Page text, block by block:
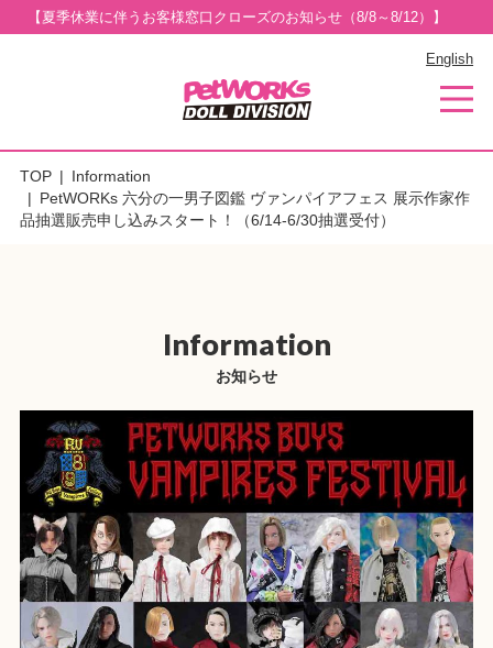
【夏季休業に伴うお客様窓口クローズのお知らせ（8/8～8/12）】
English
TOP
Information
PetWORKs 六分の一男子図鑑 ヴァンパイアフェス 展示作家作
品抽選販売申し込みスタート！（6/14-6/30抽選受付）
Information
お知らせ